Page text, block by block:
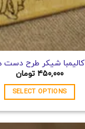
کالیمبا شیکر طرح دست
۴۵۰,۰۰۰ تومان
SELECT OPTIONS